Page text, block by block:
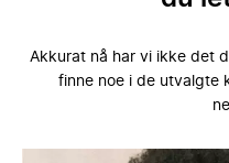
Akkurat nå har vi ikke det
finne noe i de utvalgte